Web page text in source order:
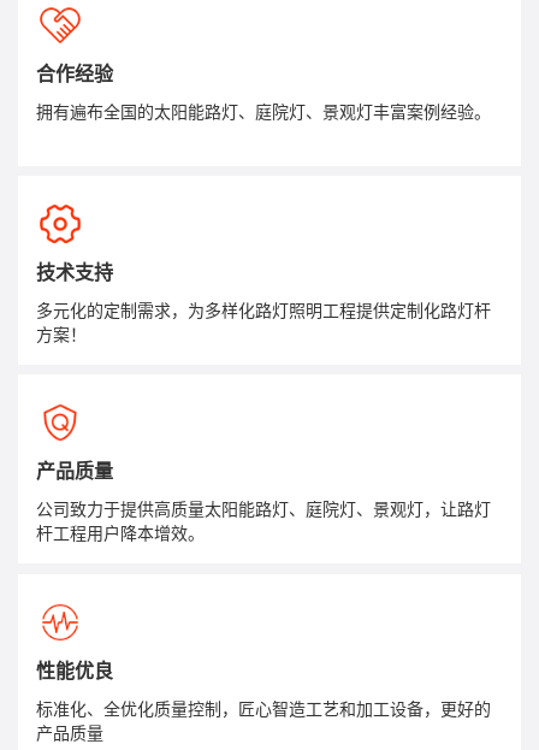
合作经验
拥有遍布全国的太阳能路灯、庭院灯、景观灯丰富案例经验。
技术支持
多元化的定制需求，为多样化路灯照明工程提供定制化路灯杆
方案！
产品质量
公司致力于提供高质量太阳能路灯、庭院灯、景观灯，让路灯
杆工程用户降本增效。
性能优良
标准化、全优化质量控制，匠心智造工艺和加工设备，更好的
产品质量